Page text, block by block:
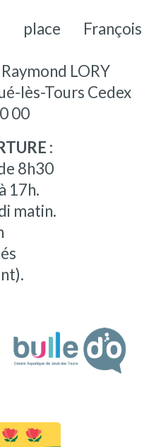
place François
LORY
lès-Tours Cedex
00
:
8h30
17h.
matin.